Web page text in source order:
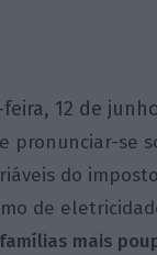
12 de
pronunciar-se
do
de
mais